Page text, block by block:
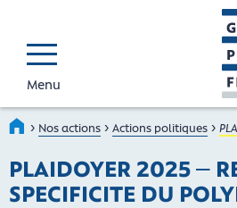
Menu
Accueil
› Nos actions › Actions politiques ›
PLAIDOYER 2025 –
SPECIFICITE DU